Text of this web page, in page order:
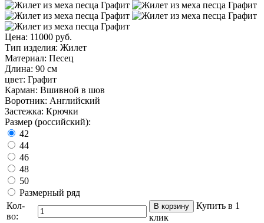
Цена: 11000 руб.
Тип изделия: Жилет
Материал: Песец
Длина: 90 см
цвет: Графит
Карман: Вшивной в шов
Воротник: Английский
Застежка: Крючки
Размер (российский):
42
44
46
48
50
Размерный ряд
Кол-
во:
Купить в 1
клик